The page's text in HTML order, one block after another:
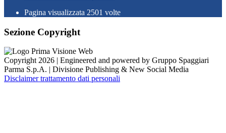
Pagina visualizzata 2501 volte
Sezione Copyright
Copyright 2026 | Engineered and powered by Gruppo Spaggiari
Parma S.p.A. | Divisione Publishing & New Social Media
Disclaimer trattamento dati personali